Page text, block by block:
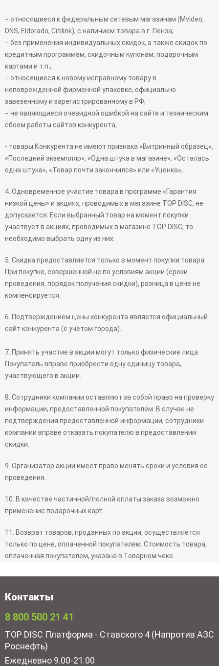
− относящиеся к федеральным сетевым магазинам (Mvideo,
DNS, Eldorado, Citilink), с наличием товара в г. Пенза;
− без применения индивидуальных скидок, а также скидок по
кредитным программам, скидочным купонам, подарочным
картами и т.п.;
− относящиеся к новому исправному товару в
неповрежденной фирменной упаковке, официально
завезенному и зарегистрированному в РФ;
− не являющиеся очевидной ошибкой на сайте и техническим
сбоем работы сайтов конкурента;
- товары Конкурента не имеют признака «Витринный образец»,
«Последний экземпляр», «Одна штука в магазине», «Осталась
одна штука», «Товар почти закончился» или «Уценка»;
4. Одновременное участие товара в программе «Гарантия
низкой цены» и акциях, проводимых в магазине TOP DISC, не
допускается. Если выбранный товар на момент покупки
участвует в акциях, проводимых в магазине TOP DISC, то
необходимо выбрать одну из них.
5. Скидка предоставляется только в момент покупки товара.
При покупке, совершенной не по условиям акции (сроки
проведения, порядок получения скидки), разница в цене не
компенсируется.
6. Подтверждением цены конкурента является официальный
сайт конкурента (с учётом города).
7. Принять участие в акции могут только физические лица.
Покупатель вправе приобрести одну единицу товара,
участвующего в акции.
8. Сотрудники компании оставляют за собой право на проверку
информации, предоставленной покупателем. В случае не
подтверждения предоставленной информации, сотрудники
компании вправе отказать покупателю в предоставлении
скидки.
9. Организатор акции имеет право менять сроки и условия ее
проведения.
10. В качестве частичной/полной оплаты заказа возможно
применение подарочных карт.
11. Возврат товаров, проданных по акции, осуществляется
только по цене, оплаченной покупателем. Стоимость товара,
оплаченная покупателем, указана в Товарном чеке.
Контакты
8 800 500 21 41
TOP DISC Платформа - Ставского 4 (Напротив АЗС
Роснефть)
Ежедневно 9.00-21.00